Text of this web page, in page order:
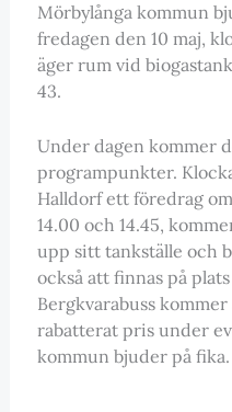
Mörbylånga kommun
fredagen den 10 maj,
äger rum vid
43.
Under dagen kommer
programpunkter.
Halldorf ett föredrag
14.00 och 14.45,
upp sitt tankställe och
också att finnas på
Bergkvarabuss
rabatterat pris under
kommun bjuder på fika.